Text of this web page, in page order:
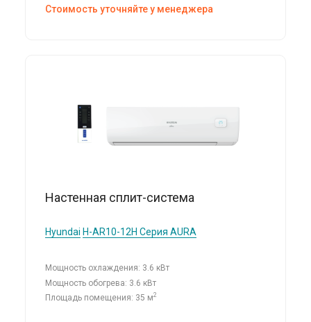
Стоимость уточняйте у менеджера
Настенная сплит-система
Hyundai H-AR10-12H Серия AURA
Мощность охлаждения: 3.6 кВт
Мощность обогрева: 3.6 кВт
Площадь помещения: 35 м2